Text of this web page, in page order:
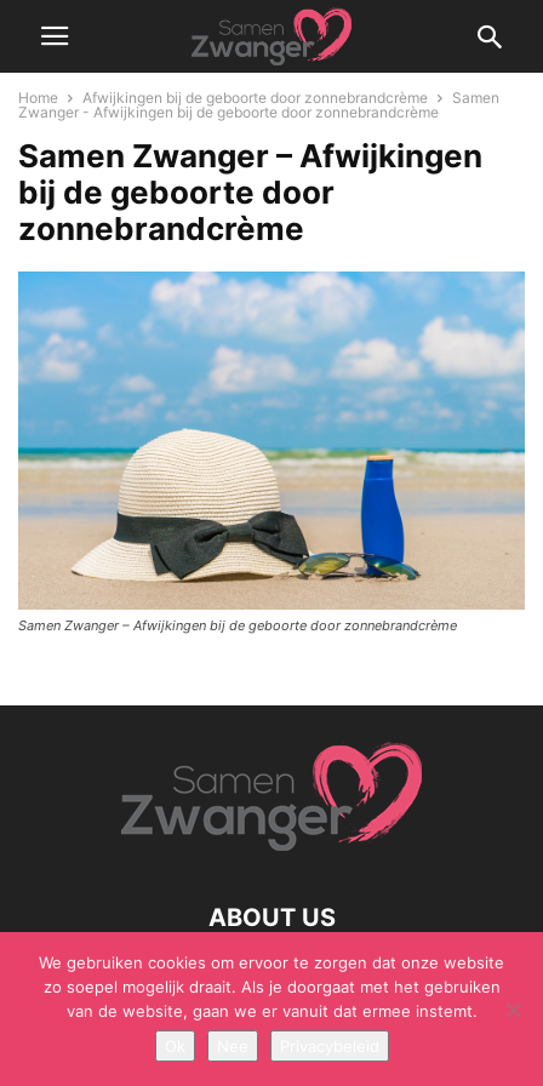
Home Afwijkingen bij de geboorte door zonnebrandcrème
Samen
Zwanger - Afwijkingen bij de geboorte door zonnebrandcrème
Samen Zwanger – Afwijkingen
bij de geboorte door
zonnebrandcrème
Samen Zwanger – Afwijkingen bij de geboorte door zonnebrandcrème
ABOUT US
© Samen Zwanger - Copyright - Gericht Media 2017 - 2021
We gebruiken cookies om ervoor te zorgen dat onze website
zo soepel mogelijk draait. Als je doorgaat met het gebruiken
van de website, gaan we er vanuit dat ermee instemt.